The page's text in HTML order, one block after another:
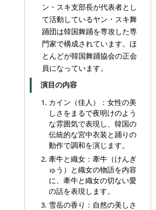
ン・スキ支部長が代表者とし
て活動しているヤン・スキ舞
踊団は韓国舞踊を専攻した専
門家で構成されています。ほ
とんどが韓国舞踊協会の正会
員になっています。
演目の内容
カイン（佳人）：女性の美
しさをまるで夜明けのよう
な雰囲気で表現し、韓国の
伝統的な宮中衣装と踊りの
動作で調和を演じます。
牽牛と織女：牽牛（けんぎ
ゅう）と織女の物語を内容
に、牽牛と織女の切ない愛
の話を表現します。
雪岳の香り：自然の美しさ